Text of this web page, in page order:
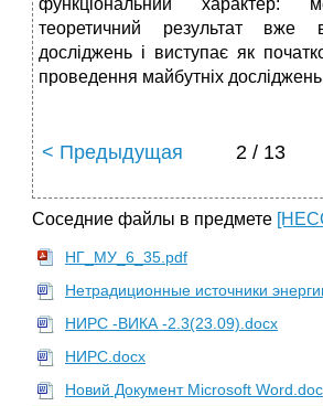
функціональний характер:
теоретичний результат вже
досліджень і виступає як
проведення майбутніх
< Предыдущая 2 / 13
Соседние файлы в предмете
НГ_МУ_6_35.pdf
Нетрадиционные источники
НИРС -ВИКА -2.3(23.09).docx
НИРС.docx
Новий Документ Microsoft Word.doc